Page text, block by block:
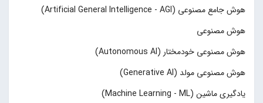
هوش جامع مصنوعی (Artificial General Intelligence - AGI)
هوش مصنوعی
هوش مصنوعی خودمختار (Autonomous AI)
هوش مصنوعی مولد (Generative AI)
یادگیری ماشین (Machine Learning - ML)